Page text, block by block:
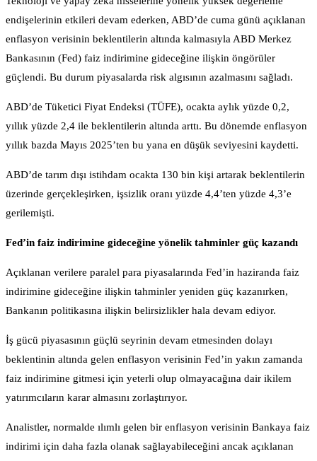
endişelerinin etkileri devam ederken, ABD’de cuma günü açıklanan
enflasyon verisinin beklentilerin altında kalmasıyla ABD Merkez
Bankasının (Fed) faiz indirimine gideceğine ilişkin öngörüler
güçlendi. Bu durum piyasalarda risk algısının azalmasını sağladı.
ABD’de Tüketici Fiyat Endeksi (TÜFE), ocakta aylık yüzde 0,2,
yıllık yüzde 2,4 ile beklentilerin altında arttı. Bu dönemde enflasyon
yıllık bazda Mayıs 2025’ten bu yana en düşük seviyesini kaydetti.
ABD’de tarım dışı istihdam ocakta 130 bin kişi artarak beklentilerin
üzerinde gerçekleşirken, işsizlik oranı yüzde 4,4’ten yüzde 4,3’e
gerilemişti.
Fed’in faiz indirimine gideceğine yönelik tahminler güç kazandı
Açıklanan verilere paralel para piyasalarında Fed’in haziranda faiz
indirimine gideceğine ilişkin tahminler yeniden güç kazanırken,
Bankanın politikasına ilişkin belirsizlikler hala devam ediyor.
İş gücü piyasasının güçlü seyrinin devam etmesinden dolayı
beklentinin altında gelen enflasyon verisinin Fed’in yakın zamanda
faiz indirimine gitmesi için yeterli olup olmayacağına dair ikilem
yatırımcıların karar almasını zorlaştırıyor.
Analistler, normalde ılımlı gelen bir enflasyon verisinin Bankaya faiz
indirimi için daha fazla olanak sağlayabileceğini ancak açıklanan